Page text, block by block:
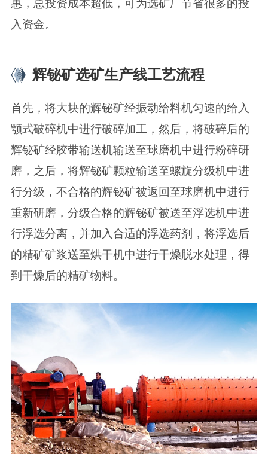
惠，总投资成本超低，可为选矿厂节省很多的投
入资金。
辉铋矿选矿生产线工艺流程
首先，将大块的辉铋矿经振动给料机匀速的给入
颚式破碎机中进行破碎加工，然后，将破碎后的
辉铋矿经胶带输送机输送至球磨机中进行粉碎研
磨，之后，将辉铋矿颗粒输送至螺旋分级机中进
行分级，不合格的辉铋矿被返回至球磨机中进行
重新研磨，分级合格的辉铋矿被送至浮选机中进
行浮选分离，并加入合适的浮选药剂，将浮选后
的精矿矿浆送至烘干机中进行干燥脱水处理，得
到干燥后的精矿物料。